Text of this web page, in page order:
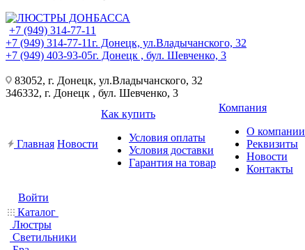
+7 (949) 314-77-11
+7 (949) 314-77-11г. Донецк, ул.Владычанского, 32
+7 (949) 403-93-05г. Донецк , бул. Шевченко, 3
83052, г. Донецк, ул.Владычанского, 32
346332, г. Донецк , бул. Шевченко, 3
Главная Новости
Как купить
Условия оплаты
Условия доставки
Гарантия на товар
Компания
О компании
Реквизиты
Новости
Контакты
Войти
Каталог
Люстры
Светильники